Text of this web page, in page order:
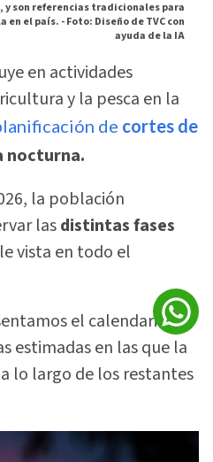
y son referencias tradicionales para
en el país. -Foto: Diseño de TVC con
ayuda de la IA
en actividades
y la pesca en la
de cortes de
nocturna.
la población
lasdistintas fases
vista en todo el
el calendario
estimadas en las que la
lo largo de los restantes